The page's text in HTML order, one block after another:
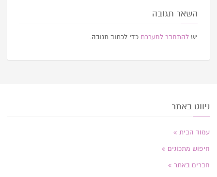
השאר תגובה
יש להתחבר למערכת כדי לכתוב תגובה.
ניווט באתר
עמוד הבית
חיפוש מתכונים
חברים באתר